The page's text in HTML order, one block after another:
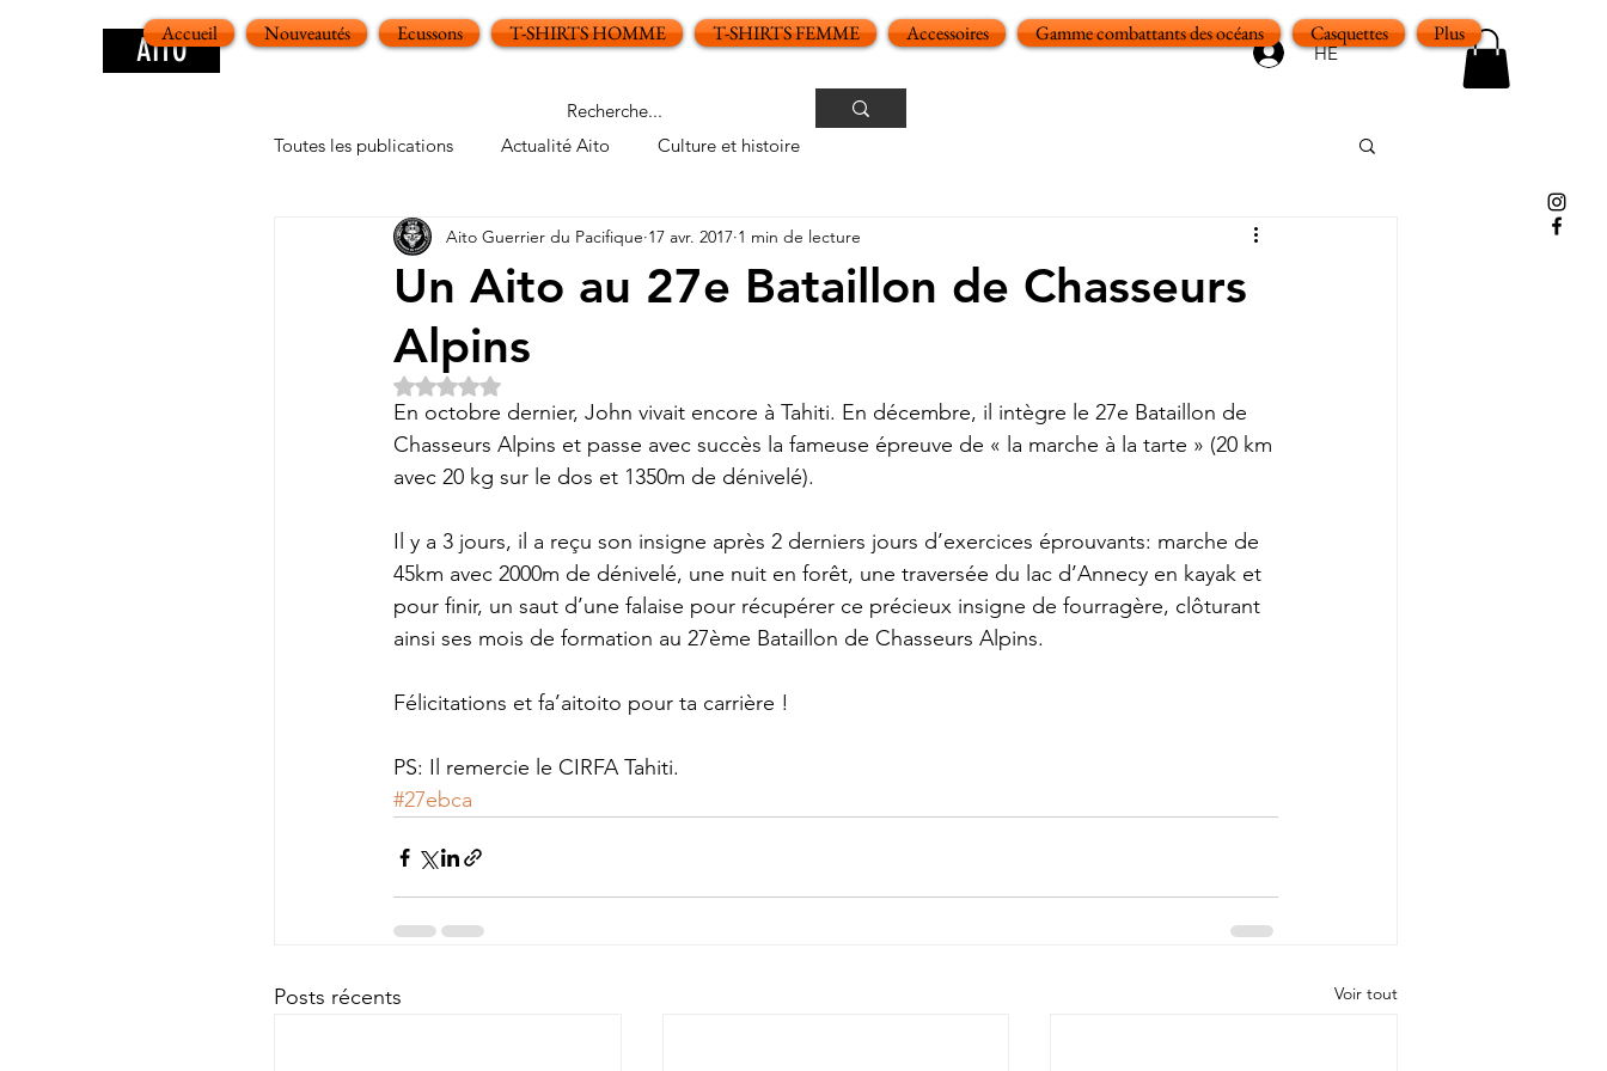
AITO HE
Accueil Nouveautés Ecussons T-SHIRTS HOMME T-SHIRTS FEMME Accessoires Gamme combattants des océans Casquettes Plus
Toutes les publications Actualité Aito Culture et histoire
Un Aito au 27e Bataillon de Chasseurs
Alpins
Aito Guerrier du Pacifique 17 avr. 2017 1 min de lecture
Noté NaN étoiles sur 5.
En octobre dernier, John vivait encore à Tahiti. En décembre, il intègre le 27e Bataillon de
Chasseurs Alpins et passe avec succès la fameuse épreuve de « la marche à la tarte » (20 km
avec 20 kg sur le dos et 1350m de dénivelé).
Il y a 3 jours, il a reçu son insigne après 2 derniers jours d’exercices éprouvants: marche de
45km avec 2000m de dénivelé, une nuit en forêt, une traversée du lac d’Annecy en kayak et
pour finir, un saut d’une falaise pour récupérer ce précieux insigne de fourragère, clôturant
ainsi ses mois de formation au 27ème Bataillon de Chasseurs Alpins.
Félicitations et fa’aitoito pour ta carrière !
PS: Il remercie le CIRFA Tahiti.
#27ebca
Posts récents Voir tout